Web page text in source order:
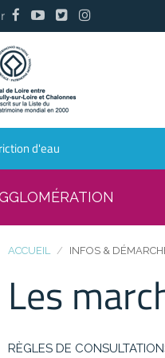
d'eau
ACCUEIL INFOS &
Les
RÈGLES DE